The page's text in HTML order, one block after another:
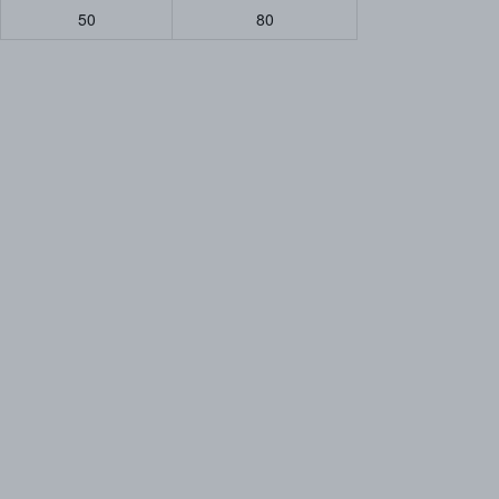
50 80